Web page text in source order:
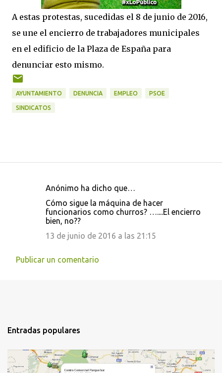
A estas protestas, sucedidas el 8 de junio de 2016,
se une el encierro de trabajadores municipales
en el edificio de la Plaza de España para
denunciar esto mismo.
AYUNTAMIENTO DENUNCIA EMPLEO PSOE
SINDICATOS
t
s
Anónimo ha dicho que…
Cómo sigue la máquina de hacer
funcionarios como churros? …....El encierro
bien, no??
13 de junio de 2016 a las 21:15
Publicar un comentario
Entradas populares